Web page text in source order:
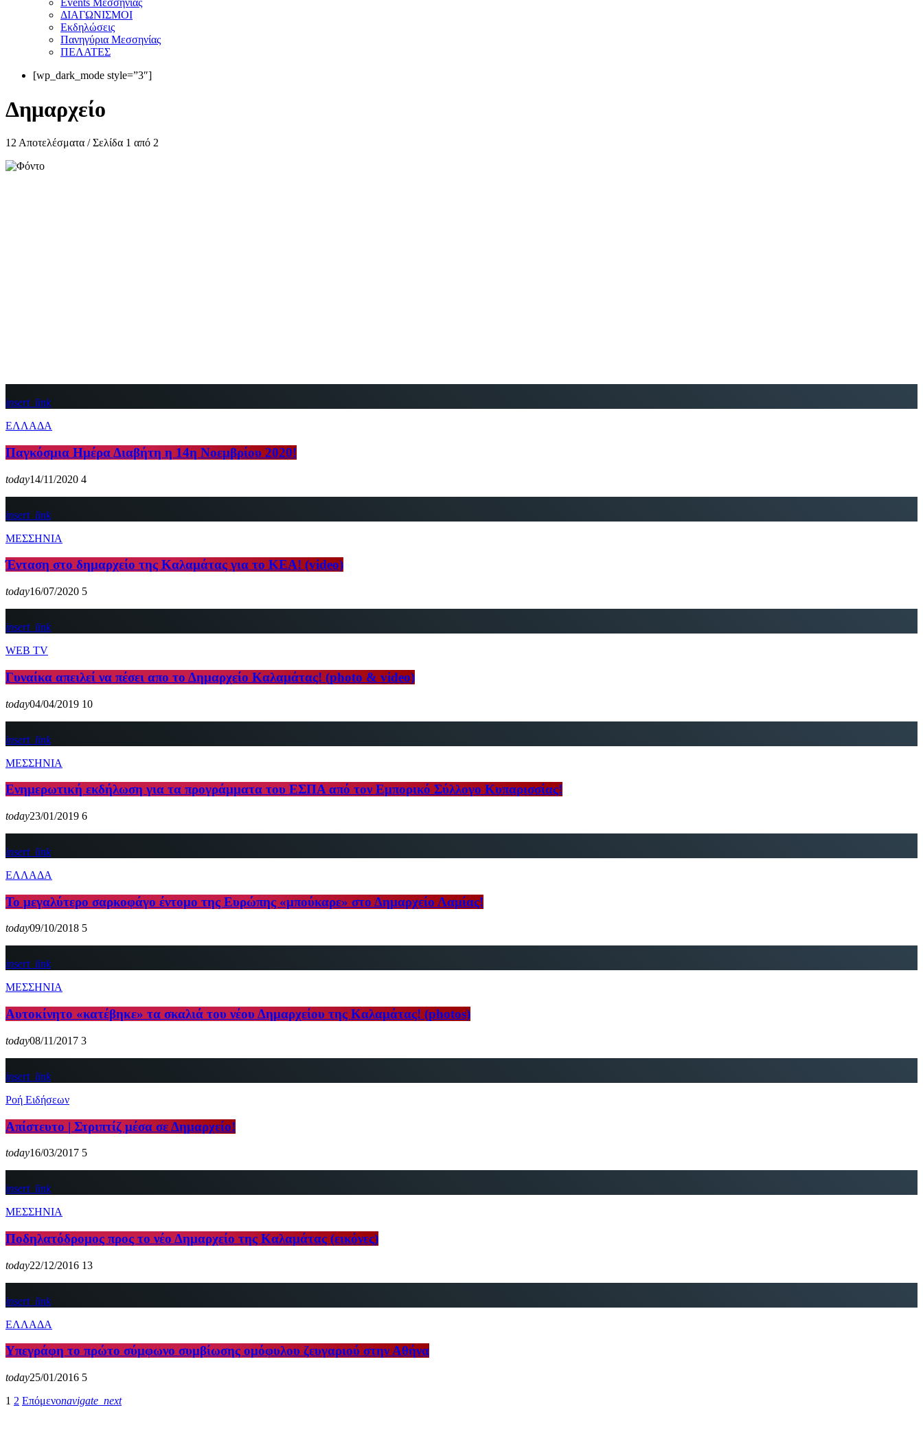
Events Μεσσηνίας
ΔΙΑΓΩΝΙΣΜΟΙ
Εκδηλώσεις
Πανηγύρια Μεσσηνίας
ΠΕΛΑΤΕΣ
[wp_dark_mode style=”3″]
Δημαρχείο
12 Αποτελέσματα / Σελίδα 1 από 2
insert_link
ΕΛΛΑΔΑ
Παγκόσμια Ημέρα Διαβήτη η 14η Νοεμβρίου 2020!
today14/11/2020 4
insert_link
ΜΕΣΣΗΝΙΑ
Ένταση στο δημαρχείο της Καλαμάτας για το ΚΕΑ! (video)
today16/07/2020 5
insert_link
WEB TV
Γυναίκα απειλεί να πέσει απο το Δημαρχείο Καλαμάτας! (photo & video)
today04/04/2019 10
insert_link
ΜΕΣΣΗΝΙΑ
Ενημερωτική εκδήλωση για τα προγράμματα του ΕΣΠΑ από τον Εμπορικό Σύλλογο Κυπαρισσίας!
today23/01/2019 6
insert_link
ΕΛΛΑΔΑ
Το μεγαλύτερο σαρκοφάγο έντομο της Ευρώπης «μπούκαρε» στο Δημαρχείο Λαμίας!
today09/10/2018 5
insert_link
ΜΕΣΣΗΝΙΑ
Αυτοκίνητο «κατέβηκε» τα σκαλιά του νέου Δημαρχείου της Καλαμάτας! (photos)
today08/11/2017 3
insert_link
Ροή Ειδήσεων
Απίστευτο | Στριπτίζ μέσα σε Δημαρχείο!
today16/03/2017 5
insert_link
ΜΕΣΣΗΝΙΑ
Ποδηλατόδρομος προς το νέο Δημαρχείο της Καλαμάτας (εικόνες)
today22/12/2016 13
insert_link
ΕΛΛΑΔΑ
Υπεγράφη το πρώτο σύμφωνο συμβίωσης ομόφυλου ζευγαριού στην Αθήνα
today25/01/2016 5
1 2 Επόμενοnavigate_next